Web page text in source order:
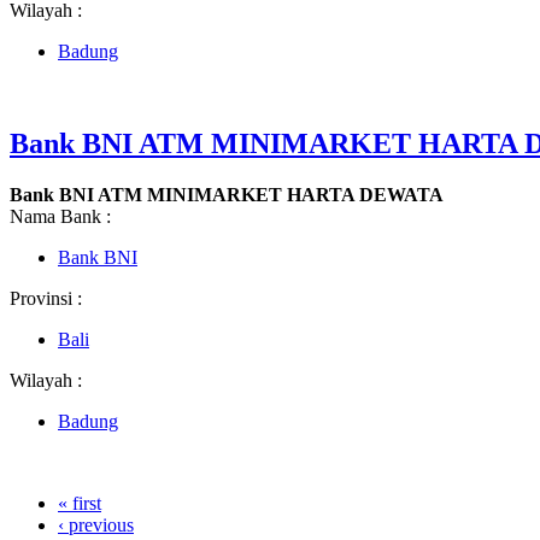
Wilayah :
Badung
Bank BNI ATM MINIMARKET HARTA
Bank BNI ATM MINIMARKET HARTA DEWATA
Nama Bank :
Bank BNI
Provinsi :
Bali
Wilayah :
Badung
« first
‹ previous